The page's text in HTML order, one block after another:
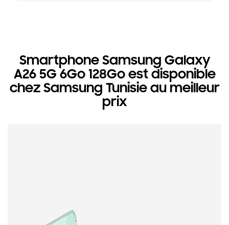
Smartphone Samsung Galaxy
A26 5G 6Go 128Go est disponible
chez Samsung Tunisie au meilleur
prix